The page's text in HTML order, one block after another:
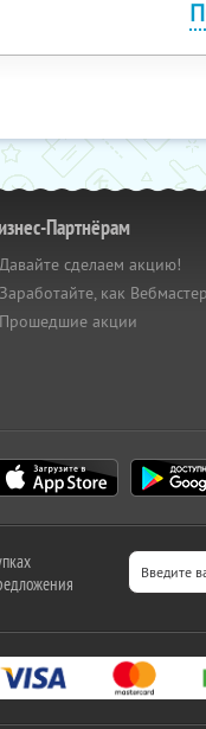
Партнёрам
Давайте сделаем акцию!
Заработайте, как Вебмастер
Прошедшие акции